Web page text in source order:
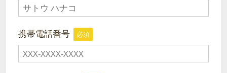
携帯電話番号 必須